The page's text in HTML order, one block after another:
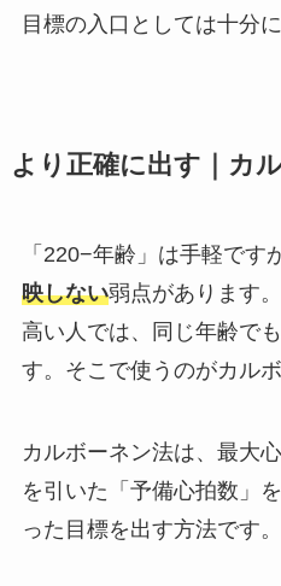
目標の入口としては十分に
より正確に出す｜カ
「220−年齢」は手軽です
映しない弱点があります
高い人では、同じ年齢で
す。そこで使うのがカル
カルボーネン法は、最大
を引いた「予備心拍数」
った目標を出す方法です